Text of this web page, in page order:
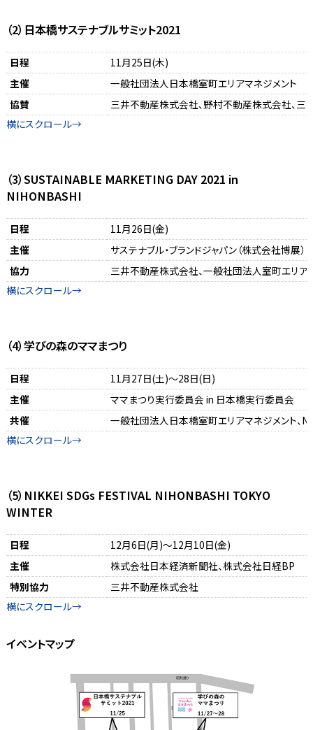
（2）日本橋サステナブルサミット2021
日程
11月25日(木)
主催
一般社団法人日本橋室町エリアマネジメント
協賛
三井不動産株式会社、野村不動産株式会社、三
（3）SUSTAINABLE MARKETING DAY 2021 in
NIHONBASHI
日程
11月26日(金)
主催
サステナブル・ブランドジャパン（株式会社博展）
協力
三井不動産株式会社、一般社団法人室町エリア
（4）学びの森のママまつり
日程
11月27日(土)～28日(日)
主催
ママまつり実行委員会 in 日本橋実行委員会
共催
一般社団法人日本橋室町エリアマネジメント、
（5）NIKKEI SDGs FESTIVAL NIHONBASHI TOKYO
WINTER
日程
12月6日(月)～12月10日(金)
主催
株式会社日本経済新聞社、株式会社日経BP
特別協力
三井不動産株式会社
イベントマップ